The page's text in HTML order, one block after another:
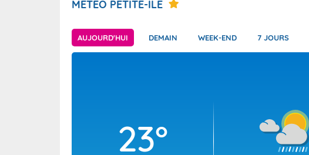
METEO PETITE-ILE
AUJOURD'HUI DEMAIN WEEK-END 7 JOURS
23°